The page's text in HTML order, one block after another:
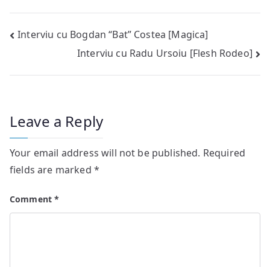
Post
navigation
Interviu cu Bogdan “Bat” Costea [Magica]
Interviu cu Radu Ursoiu [Flesh Rodeo]
Leave a Reply
Your email address will not be published. Required
fields are marked *
Comment*